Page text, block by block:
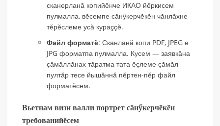
сканерланӑ копийӗнче ИКАО йӗркисем
пулмалла, вӗсемпе сӑнӳкерчӗкӗн чӑнлӑхне
тӗрӗслеме усӑ кураҫҫӗ.
Файл форматӗ: Сканланӑ копи PDF, JPEG е
JPG форматпа пулмалла. Кусем — заявкӑна
ҫӑмӑллӑнах тӑратма тата ӗҫлеме ҫӑмӑл
пултӑр тесе йышӑннӑ пӗртен-пӗр файл
форматӗсем.
Вьетнам визи валли портрет сӑнӳкерчӗкӗн
требованийӗсем